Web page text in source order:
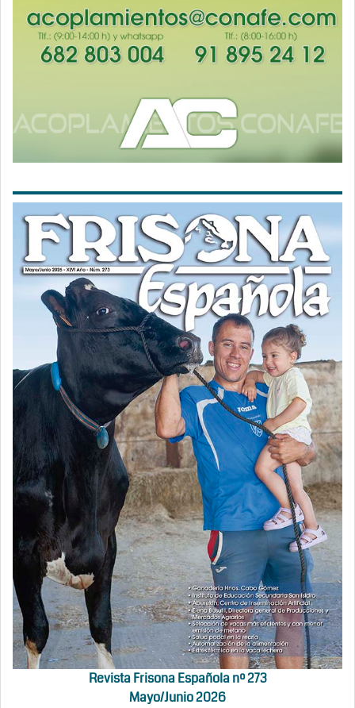
Revista Frisona Española nº 273
Mayo/Junio 2026